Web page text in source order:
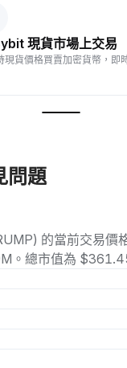
現貨市場上交易
現貨價格買賣加密貨幣，即
問題
的當前交易
總市值為